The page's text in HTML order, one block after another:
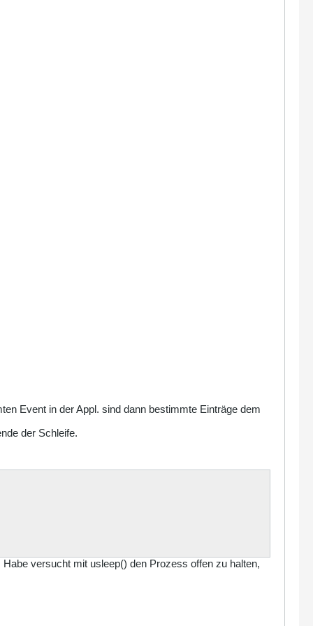
Event in der Appl. sind dann bestimmte Einträge dem
der Schleife.
versucht mit usleep() den Prozess offen zu halten,